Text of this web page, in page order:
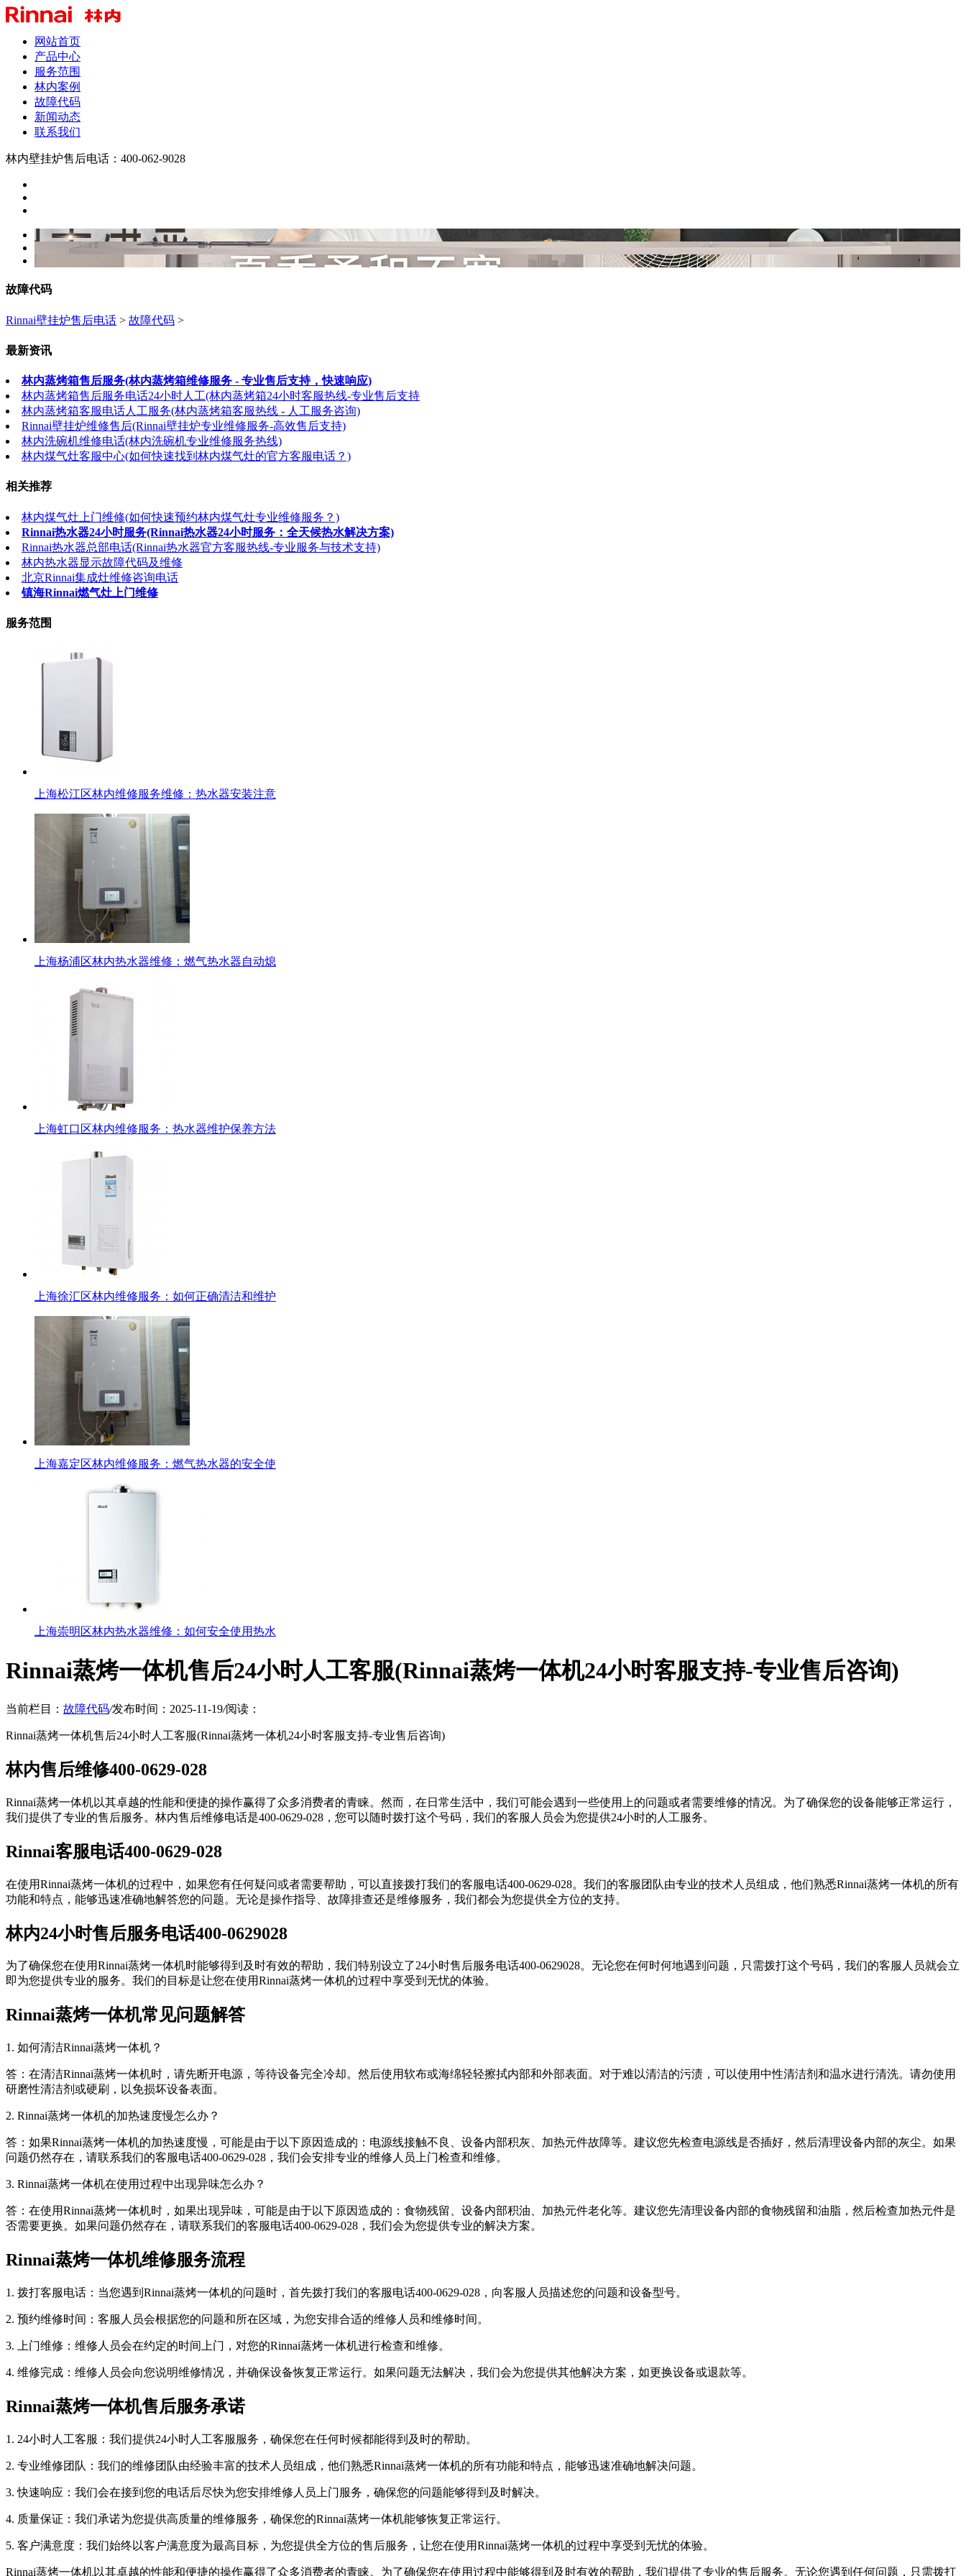
网站首页
产品中心
服务范围
林内案例
故障代码
新闻动态
联系我们
林内壁挂炉售后电话：400-062-9028
故障代码
Rinnai壁挂炉售后电话 > 故障代码 >
最新资讯
林内蒸烤箱售后服务(林内蒸烤箱维修服务 - 专业售后支持，快速响应)
林内蒸烤箱售后服务电话24小时人工(林内蒸烤箱24小时客服热线-专业售后支持
林内蒸烤箱客服电话人工服务(林内蒸烤箱客服热线 - 人工服务咨询)
Rinnai壁挂炉维修售后(Rinnai壁挂炉专业维修服务-高效售后支持)
林内洗碗机维修电话(林内洗碗机专业维修服务热线)
林内煤气灶客服中心(如何快速找到林内煤气灶的官方客服电话？)
相关推荐
林内煤气灶上门维修(如何快速预约林内煤气灶专业维修服务？)
Rinnai热水器24小时服务(Rinnai热水器24小时服务：全天候热水解决方案)
Rinnai热水器总部电话(Rinnai热水器官方客服热线-专业服务与技术支持)
林内热水器显示故障代码及维修
北京Rinnai集成灶维修咨询电话
镇海Rinnai燃气灶上门维修
服务范围
上海松江区林内维修服务维修：热水器安装注意
上海杨浦区林内热水器维修：燃气热水器自动熄
上海虹口区林内维修服务：热水器维护保养方法
上海徐汇区林内维修服务：如何正确清洁和维护
上海嘉定区林内维修服务：燃气热水器的安全使
上海崇明区林内热水器维修：如何安全使用热水
Rinnai蒸烤一体机售后24小时人工客服(Rinnai蒸烤一体机24小时客服支持-专业售后咨询)
当前栏目： 故障代码/发布时间：2025-11-19/阅读：
Rinnai蒸烤一体机售后24小时人工客服(Rinnai蒸烤一体机24小时客服支持-专业售后咨询)
林内售后维修400-0629-028
Rinnai蒸烤一体机以其卓越的性能和便捷的操作赢得了众多消费者的青睐。然而，在日常生活中，我们可能会遇到一些使用上的问题或者需要维修的情况。为了确保您的设备能够正常运行，
我们提供了专业的售后服务。林内售后维修电话是400-0629-028，您可以随时拨打这个号码，我们的客服人员会为您提供24小时的人工服务。
Rinnai客服电话400-0629-028
在使用Rinnai蒸烤一体机的过程中，如果您有任何疑问或者需要帮助，可以直接拨打我们的客服电话400-0629-028。我们的客服团队由专业的技术人员组成，他们熟悉Rinnai蒸烤一体机的所有
功能和特点，能够迅速准确地解答您的问题。无论是操作指导、故障排查还是维修服务，我们都会为您提供全方位的支持。
林内24小时售后服务电话400-0629028
为了确保您在使用Rinnai蒸烤一体机时能够得到及时有效的帮助，我们特别设立了24小时售后服务电话400-0629028。无论您在何时何地遇到问题，只需拨打这个号码，我们的客服人员就会立
即为您提供专业的服务。我们的目标是让您在使用Rinnai蒸烤一体机的过程中享受到无忧的体验。
Rinnai蒸烤一体机常见问题解答
1. 如何清洁Rinnai蒸烤一体机？
答：在清洁Rinnai蒸烤一体机时，请先断开电源，等待设备完全冷却。然后使用软布或海绵轻轻擦拭内部和外部表面。对于难以清洁的污渍，可以使用中性清洁剂和温水进行清洗。请勿使用
研磨性清洁剂或硬刷，以免损坏设备表面。
2. Rinnai蒸烤一体机的加热速度慢怎么办？
答：如果Rinnai蒸烤一体机的加热速度慢，可能是由于以下原因造成的：电源线接触不良、设备内部积灰、加热元件故障等。建议您先检查电源线是否插好，然后清理设备内部的灰尘。如果
问题仍然存在，请联系我们的客服电话400-0629-028，我们会安排专业的维修人员上门检查和维修。
3. Rinnai蒸烤一体机在使用过程中出现异味怎么办？
答：在使用Rinnai蒸烤一体机时，如果出现异味，可能是由于以下原因造成的：食物残留、设备内部积油、加热元件老化等。建议您先清理设备内部的食物残留和油脂，然后检查加热元件是
否需要更换。如果问题仍然存在，请联系我们的客服电话400-0629-028，我们会为您提供专业的解决方案。
Rinnai蒸烤一体机维修服务流程
1. 拨打客服电话：当您遇到Rinnai蒸烤一体机的问题时，首先拨打我们的客服电话400-0629-028，向客服人员描述您的问题和设备型号。
2. 预约维修时间：客服人员会根据您的问题和所在区域，为您安排合适的维修人员和维修时间。
3. 上门维修：维修人员会在约定的时间上门，对您的Rinnai蒸烤一体机进行检查和维修。
4. 维修完成：维修人员会向您说明维修情况，并确保设备恢复正常运行。如果问题无法解决，我们会为您提供其他解决方案，如更换设备或退款等。
Rinnai蒸烤一体机售后服务承诺
1. 24小时人工客服：我们提供24小时人工客服服务，确保您在任何时候都能得到及时的帮助。
2. 专业维修团队：我们的维修团队由经验丰富的技术人员组成，他们熟悉Rinnai蒸烤一体机的所有功能和特点，能够迅速准确地解决问题。
3. 快速响应：我们会在接到您的电话后尽快为您安排维修人员上门服务，确保您的问题能够得到及时解决。
4. 质量保证：我们承诺为您提供高质量的维修服务，确保您的Rinnai蒸烤一体机能够恢复正常运行。
5. 客户满意度：我们始终以客户满意度为最高目标，为您提供全方位的售后服务，让您在使用Rinnai蒸烤一体机的过程中享受到无忧的体验。
Rinnai蒸烤一体机以其卓越的性能和便捷的操作赢得了众多消费者的青睐。为了确保您在使用过程中能够得到及时有效的帮助，我们提供了专业的售后服务。无论您遇到任何问题，只需拨打